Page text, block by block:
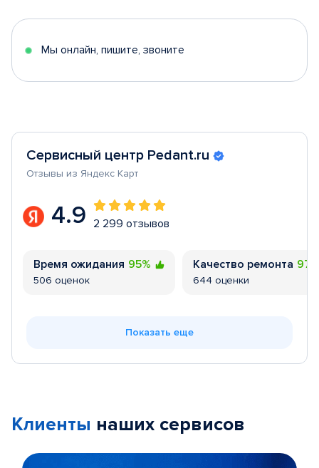
5
Мы онлайн, пишите, звоните
Сервисный центр Pedant.ru
Отзывы из Яндекс Карт
4.9 2 299 отзывов
Время ожидания 95%
506 оценок
Качество ремонта
644 оценки
Показать еще
Клиенты наших сервисов